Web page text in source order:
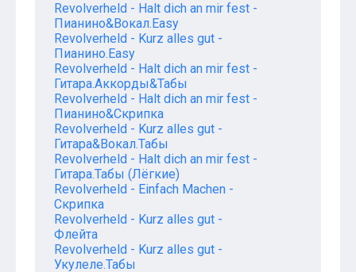
Revolverheld - Halt dich an mir fest -
Пианино&Вокал.Easy
Revolverheld - Kurz alles gut -
Пианино.Easy
Revolverheld - Halt dich an mir fest -
Гитара.Аккорды&Табы
Revolverheld - Halt dich an mir fest -
Пианино&Скрипка
Revolverheld - Kurz alles gut -
Гитара&Вокал.Табы
Revolverheld - Halt dich an mir fest -
Гитара.Табы (Лёгкие)
Revolverheld - Einfach Machen -
Скрипка
Revolverheld - Kurz alles gut -
Флейта
Revolverheld - Kurz alles gut -
Укулеле.Табы